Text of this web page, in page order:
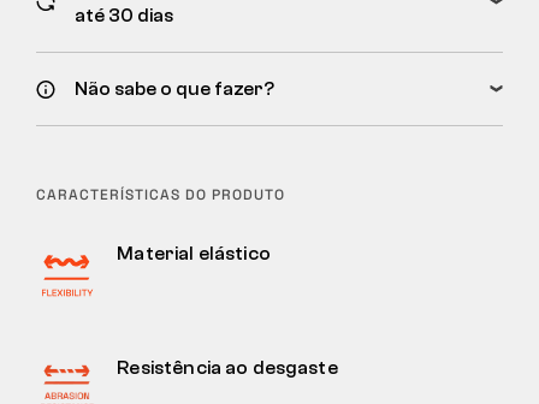
até 30 dias
Não sabe o que fazer?
CARACTERÍSTICAS DO PRODUTO
Material elástico
Resistência ao desgaste